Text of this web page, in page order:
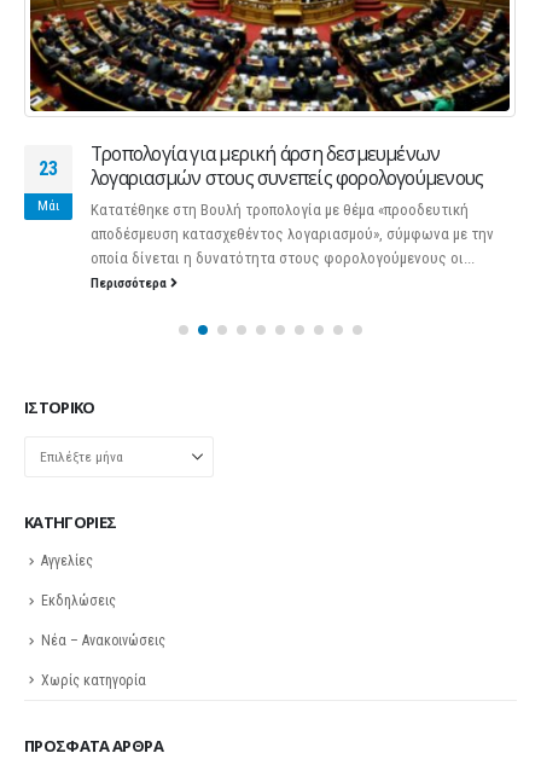
23
Μάι
Τροπολογία για μερική άρση δεσμευμένων
λογαριασμών στους συνεπείς φορολογούμενους
Κατατέθηκε στη Βουλή τροπολογία με θέμα «προοδευτική
αποδέσμευση κατασχεθέντος λογαριασμού», σύμφωνα με την
οποία δίνεται η δυνατότητα στους φορολογούμενους οι...
Περισσότερα
ΙΣΤΟΡΙΚΌ
Ιστορικό
KΑΤΗΓΟΡΊΕΣ
Αγγελίες
Εκδηλώσεις
Νέα – Ανακοινώσεις
Χωρίς κατηγορία
ΠΡΌΣΦΑΤΑ ΆΡΘΡΑ